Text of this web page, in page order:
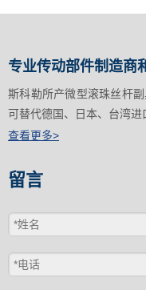
专业传动部件制造商
斯科勒所产微型滚珠丝杆
可替代德国、日本、台湾进
查看更多>
留言